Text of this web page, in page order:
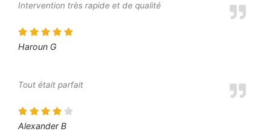
Intervention très rapide et de qualité
Haroun G
Tout était parfait
Alexander B